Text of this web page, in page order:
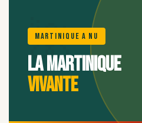
🌺
Martinique A Nu
La Martinique
vivante